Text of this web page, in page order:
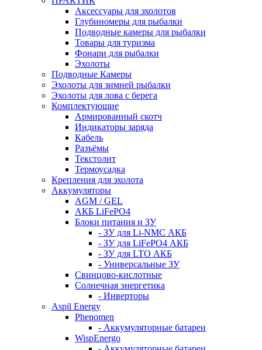
Аксессуары для эхолотов
Глубиномеры для рыбалки
Подводные камеры для рыбалки
Товары для туризма
Фонари для рыбалки
Эхолоты
Подводные Камеры
Эхолоты для зимней рыбалки
Эхолоты для лова с берега
Комплектующие
Армированный скотч
Индикаторы заряда
Кабель
Разъёмы
Текстолит
Термоусадка
Крепления для эхолота
Аккумуляторы
AGM / GEL
АКБ LiFePO4
Блоки питания и ЗУ
- ЗУ для Li-NMC АКБ
- ЗУ для LiFePO4 АКБ
- ЗУ для LTO АКБ
- Универсальные ЗУ
Свинцово-кислотные
Солнечная энергетика
- Инверторы
Aspil Energy
Phenomen
- Аккумуляторные батареи
WispEnergo